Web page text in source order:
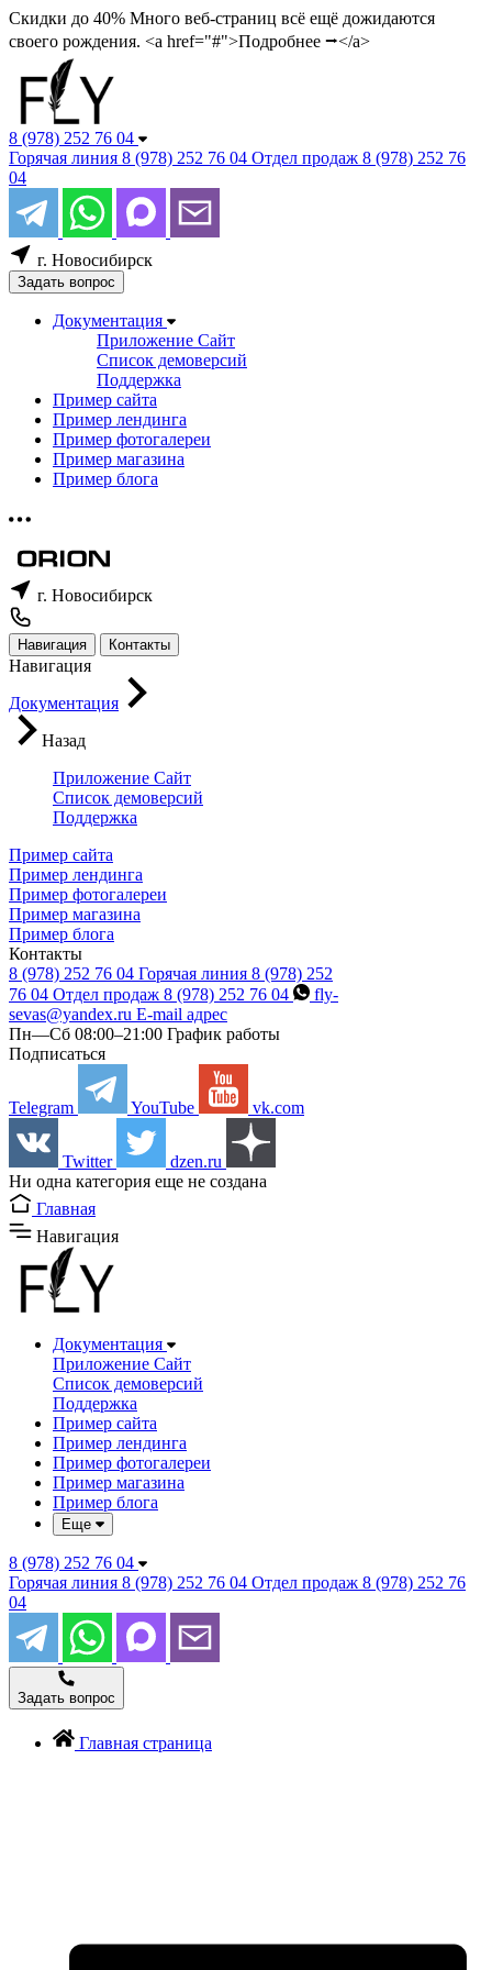
Скидки до 40% Много веб-страниц всё ещё дожидаются
своего рождения. <a href="#">Подробнее ⭢</a>
8 (978) 252 76 04
Горячая линия 8 (978) 252 76 04 Отдел продаж 8 (978) 252 76
04
г. Новосибирск
Задать вопрос
Документация
Приложение Сайт
Список демоверсий
Поддержка
Пример сайта
Пример лендинга
Пример фотогалереи
Пример магазина
Пример блога
г. Новосибирск
Навигация Контакты
Навигация
Документация
Назад
Приложение Сайт
Список демоверсий
Поддержка
Пример сайта
Пример лендинга
Пример фотогалереи
Пример магазина
Пример блога
Контакты
8 (978) 252 76 04 Горячая линия 8 (978) 252
76 04 Отдел продаж 8 (978) 252 76 04
fly-
sevas@yandex.ru E-mail адрес
Пн—Сб 08:00–21:00 График работы
Подписаться
Telegram YouTube vk.com
Twitter
dzen.ru
Hи одна категория еще не создана
Главная
Навигация
Документация
Приложение Сайт
Список демоверсий
Поддержка
Пример сайта
Пример лендинга
Пример фотогалереи
Пример магазина
Пример блога
Еще
8 (978) 252 76 04
Горячая линия 8 (978) 252 76 04 Отдел продаж 8 (978) 252 76
04
Задать вопрос
Главная страница